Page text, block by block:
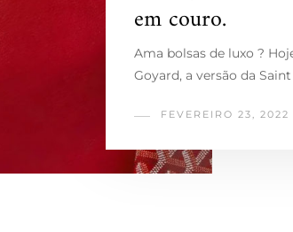
em couro.
Ama bolsas de luxo ?
Goyard, a versão da
FEVEREIRO 23, 2022